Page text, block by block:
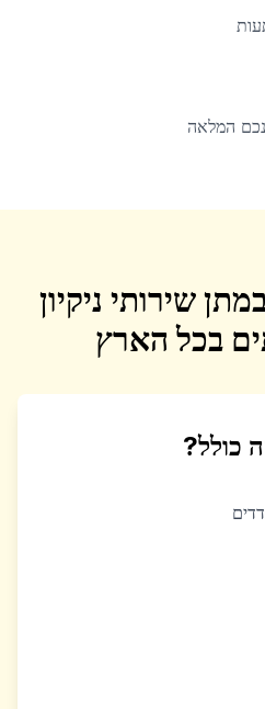
המלאה
שירותי ניקיון
בכל הארץ
כולל?